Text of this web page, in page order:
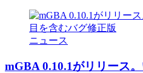
ニュース
mGBA 0.10.1がリリース